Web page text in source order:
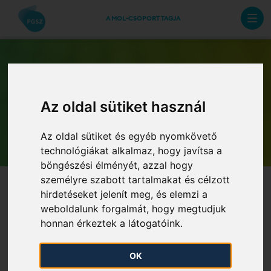
Az oldal sütiket használ
Az oldal sütiket és egyéb nyomkövető
technológiákat alkalmaz, hogy javítsa a
böngészési élményét, azzal hogy
személyre szabott tartalmakat és célzott
hirdetéseket jelenít meg, és elemzi a
weboldalunk forgalmát, hogy megtudjuk
honnan érkeztek a látogatóink.
OK
A MOL-CSOPORT TAGJA
2026. évi Földgázszállítói